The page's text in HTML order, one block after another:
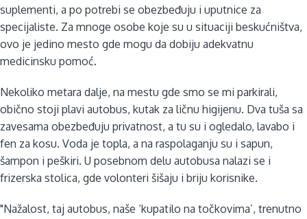
suplementi, a po potrebi se obezbeđuju i uputnice za
specijaliste. Za mnoge osobe koje su u situaciji beskućništva,
ovo je jedino mesto gde mogu da dobiju adekvatnu
medicinsku pomoć.
Nekoliko metara dalje, na mestu gde smo se mi parkirali,
obično stoji plavi autobus, kutak za ličnu higijenu. Dva tuša sa
zavesama obezbeđuju privatnost, a tu su i ogledalo, lavabo i
fen za kosu. Voda je topla, a na raspolaganju su i sapun,
šampon i peškiri. U posebnom delu autobusa nalazi se i
frizerska stolica, gde volonteri šišaju i briju korisnike.
"Nažalost, taj autobus, naše ‘kupatilo na točkovima’, trenutno